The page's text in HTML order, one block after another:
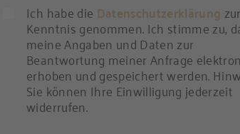
Ich habe die Datenschutzerklärung zur
Kenntnis genommen. Ich stimme zu,
meine Angaben und Daten zur
Beantwortung meiner Anfrage
erhoben und gespeichert werden.
Sie können Ihre Einwilligung jederzeit
widerrufen.